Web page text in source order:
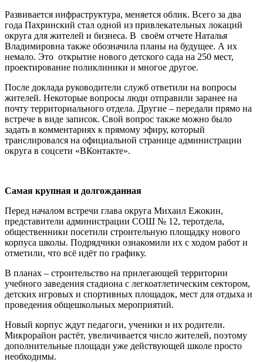
Развивается инфраструктура, меняется облик. Всего за два
года Пахринский стал одной из привлекательных локаций
округа для жителей и бизнеса. В своём отчете Наталья
Владимировна также обозначила планы на будущее. А их
немало. Это открытие нового детского сада на 250 мест,
проектирование поликлиники и многое другое.
После доклада руководители служб ответили на вопросы
жителей. Некоторые вопросы люди отправили заранее на
почту территориального отдела. Другие – передали прямо на
встрече в виде записок. Свой вопрос также можно было
задать в комментариях к прямому эфиру, который
транслировался на официальной странице администрации
округа в соцсети «ВКонтакте».
Самая крупная и долгожданная
Перед началом встречи глава округа Михаил Ежокин,
представители администрации СОШ № 12, теротдела,
общественники посетили строительную площадку нового
корпуса школы. Подрядчики ознакомили их с ходом работ и
отметили, что всё идёт по графику.
В планах – строительство на прилегающей территории
учебного заведения стадиона с легкоатлетическим сектором,
детских игровых и спортивных площадок, мест для отдыха и
проведения общешкольных мероприятий.
Новый корпус ждут педагоги, ученики и их родители.
Микрорайон растёт, увеличивается число жителей, поэтому
дополнительные площади уже действующей школе просто
необходимы.